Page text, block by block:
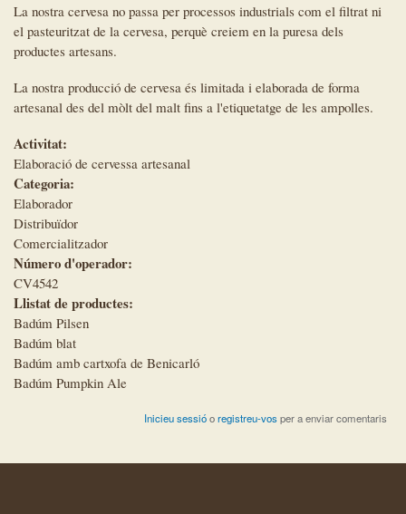
La nostra cervesa no passa per processos industrials com el filtrat ni
el pasteuritzat de la cervesa, perquè creiem en la puresa dels
productes artesans.
La nostra producció de cervesa és limitada i elaborada de forma
artesanal des del mòlt del malt fins a l'etiquetatge de les ampolles.
Activitat:
Elaboració de cervessa artesanal
Categoria:
Elaborador
Distribuïdor
Comercialitzador
Número d'operador:
CV4542
Llistat de productes:
Badúm Pilsen
Badúm blat
Badúm amb cartxofa de Benicarló
Badúm Pumpkin Ale
Inicieu sessióoregistreu-vosper a enviar comentaris